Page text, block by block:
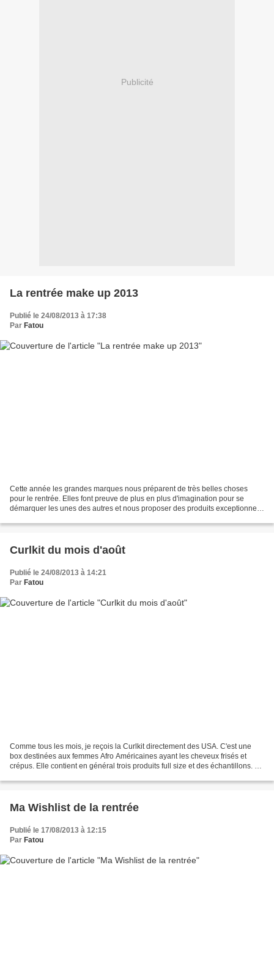
Publicité
La rentrée make up 2013
Publié le 24/08/2013 à 17:38
Par Fatou
Cette année les grandes marques nous préparent de très belles choses
pour le rentrée. Elles font preuve de plus en plus d'imagination pour se
démarquer les unes des autres et nous proposer des produits exceptionnels
Curlkit du mois d'août
Publié le 24/08/2013 à 14:21
Par Fatou
Comme tous les mois, je reçois la Curlkit directement des USA. C'est une
box destinées aux femmes Afro Américaines ayant les cheveux frisés et
crépus. Elle contient en général trois produits full size et des échantillons. Je
Ma Wishlist de la rentrée
Publié le 17/08/2013 à 12:15
Par Fatou